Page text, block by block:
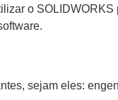
o
sejam eles: